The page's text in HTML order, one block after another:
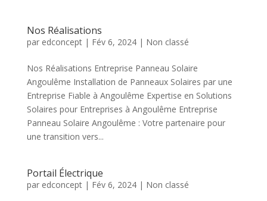
Nos Réalisations
par edconcept| Fév 6, 2024| Non classé
Nos Réalisations Entreprise Panneau Solaire
Angoulême Installation de Panneaux Solaires par une
Entreprise Fiable à Angoulême Expertise en Solutions
Solaires pour Entreprises à Angoulême Entreprise
Panneau Solaire Angoulême : Votre partenaire pour
une transition vers...
Portail Électrique
par edconcept| Fév 6, 2024| Non classé